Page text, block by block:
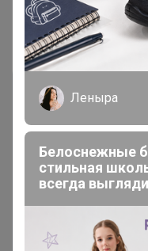
Чтобы
необходимо
Это
Леныра
Белоснежные
стильная
всегда